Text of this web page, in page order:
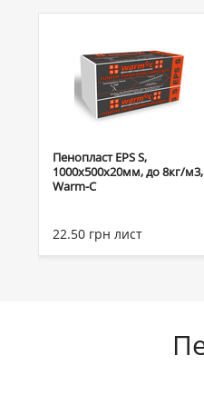
Пенопласт EPS S,
1000х500х20мм, до 8кг/м3,
Warm-C
22.50 грн лист